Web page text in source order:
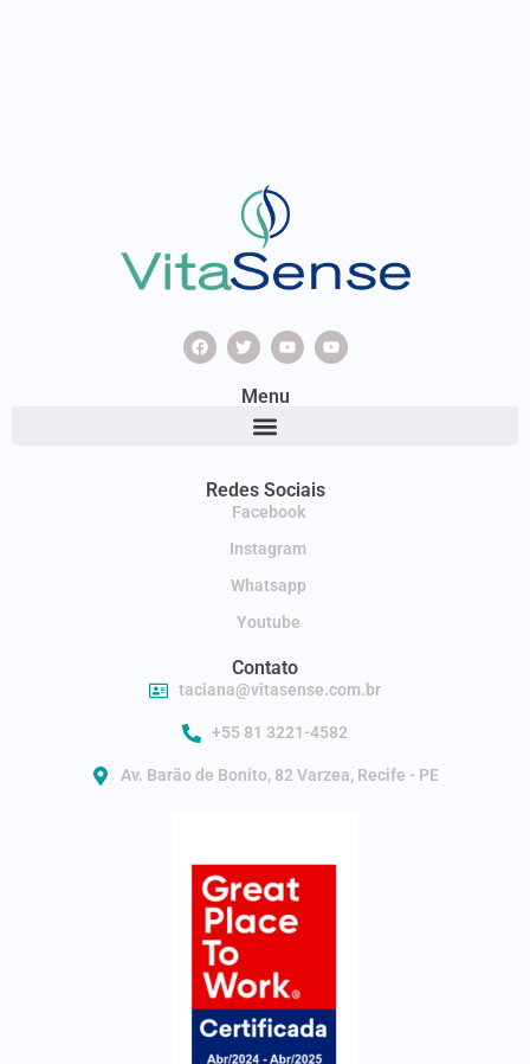
Menu
Redes Sociais
Facebook
Instagram
Whatsapp
Youtube
Contato
taciana@vitasense.com.br
+55 81 3221-4582
Av. Barão de Bonito, 82 Varzea, Recife - PE